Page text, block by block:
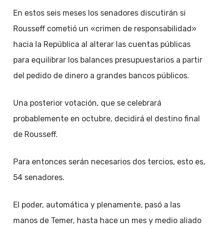
En estos seis meses los senadores discutirán si
Rousseff cometió un «crimen de responsabilidad»
hacia la República al alterar las cuentas públicas
para equilibrar los balances presupuestarios a partir
del pedido de dinero a grandes bancos públicos.
Una posterior votación, que se celebrará
probablemente en octubre, decidirá el destino final
de Rousseff.
Para entonces serán necesarios dos tercios, esto es,
54 senadores.
El poder, automática y plenamente, pasó a las
manos de Temer, hasta hace un mes y medio aliado